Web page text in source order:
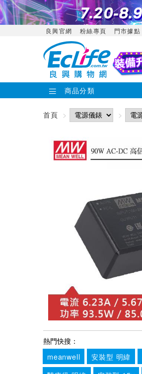
良興官網 粉絲專頁 門市據點
商品分類
首頁
熱門快搜：
meanwell
安裝型 明緯